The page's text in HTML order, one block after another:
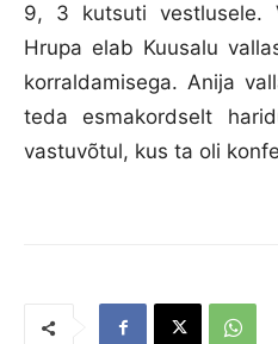
9, 3 kutsuti vestlusele.
Hrupa elab Kuusalu
korraldamisega. Anija
teda esmakordselt
vastuvõtul, kus ta oli